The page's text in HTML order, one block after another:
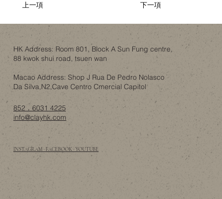
上一項 下一項
HK Address: Room 801, Block A Sun Fung centre,
88 kwok shui road, tsuen wan
Macao Address: Shop J Rua De Pedro Nolasco
Da Silva,N2,Cave Centro Cmercial Capitol
852．6031 4225
info@clayhk.com
INSTAGRAM · FACEBOOK · YOUTUBE